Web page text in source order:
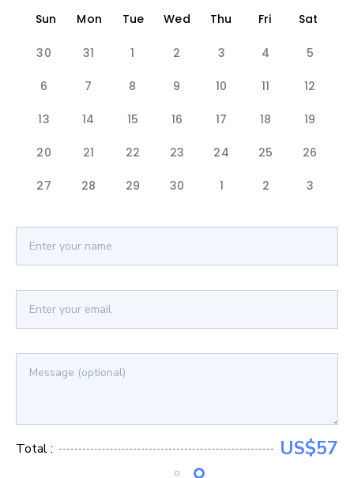
Sun Mon Tue Wed Thu Fri Sat
30 31 1 2 3 4 5
6 7 8 9 10 11 12
13 14 15 16 17 18 19
20 21 22 23 24 25 26
27 28 29 30 1 2 3
Total : US$57